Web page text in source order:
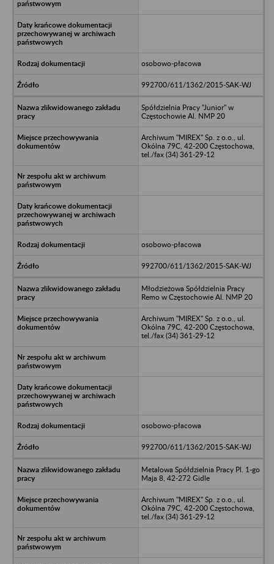
osobowo-płacowa
992700/611/1362/2015-SAK-WJ
Spółdzielnia Pracy "Junior" w
Częstochowie Al. NMP 20
Archiwum "MIREX" Sp. z o.o., ul.
Okólna 79C, 42-200 Częstochowa,
tel./fax (34) 361-29-12
osobowo-płacowa
992700/611/1362/2015-SAK-WJ
Młodzieżowa Spółdzielnia Pracy
Remo w Częstochowie Al. NMP 20
Archiwum "MIREX" Sp. z o.o., ul.
Okólna 79C, 42-200 Częstochowa,
tel./fax (34) 361-29-12
osobowo-płacowa
992700/611/1362/2015-SAK-WJ
Metalowa Spółdzielnia Pracy Pl. 1-go
Maja 8, 42-272 Gidle
Archiwum "MIREX" Sp. z o.o., ul.
Okólna 79C, 42-200 Częstochowa,
tel./fax (34) 361-29-12